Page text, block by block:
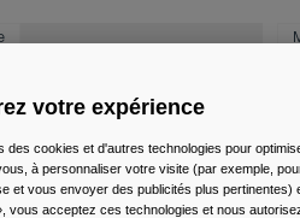
votre expérience
des cookies et d'autres technologies pour
à personnaliser votre visite (par exemple,
et vous envoyer des publicités plus pertinentes)
vous acceptez ces technologies et nous